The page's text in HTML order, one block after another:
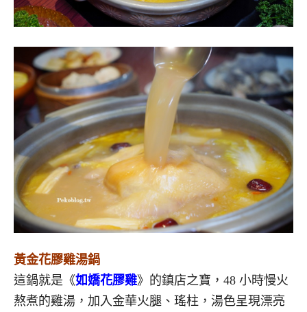
黃金花膠雞湯鍋
這鍋就是《如嬌花膠雞》的鎮店之寶，48 小時慢火
熬煮的雞湯，加入金華火腿、瑤柱，湯色呈現漂亮